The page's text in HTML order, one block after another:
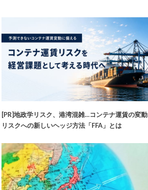
[PR]地政学リスク、港湾混雑…コンテナ運賃の変動
リスクへの新しいヘッジ方法「FFA」とは